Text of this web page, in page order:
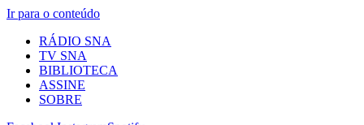
Ir para o conteúdo
RÁDIO SNA
TV SNA
BIBLIOTECA
ASSINE
SOBRE